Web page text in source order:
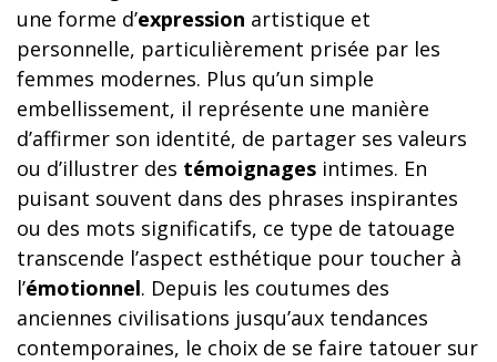
une forme d’expression artistique et
personnelle, particulièrement prisée par les
femmes modernes. Plus qu’un simple
embellissement, il représente une manière
d’affirmer son identité, de partager ses valeurs
ou d’illustrer des témoignages intimes. En
puisant souvent dans des phrases inspirantes
ou des mots significatifs, ce type de tatouage
transcende l’aspect esthétique pour toucher à
l’émotionnel. Depuis les coutumes des
anciennes civilisations jusqu’aux tendances
contemporaines, le choix de se faire tatouer sur